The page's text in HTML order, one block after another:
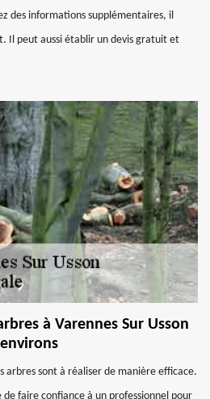
des informations supplémentaires, il
Il peut aussi établir un devis gratuit et
à Varennes Sur Usson
arbres sont à réaliser de manière efficace.
faire confiance à un professionnel pour